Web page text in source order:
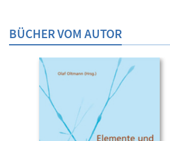
BÜCHER VOM AUTOR